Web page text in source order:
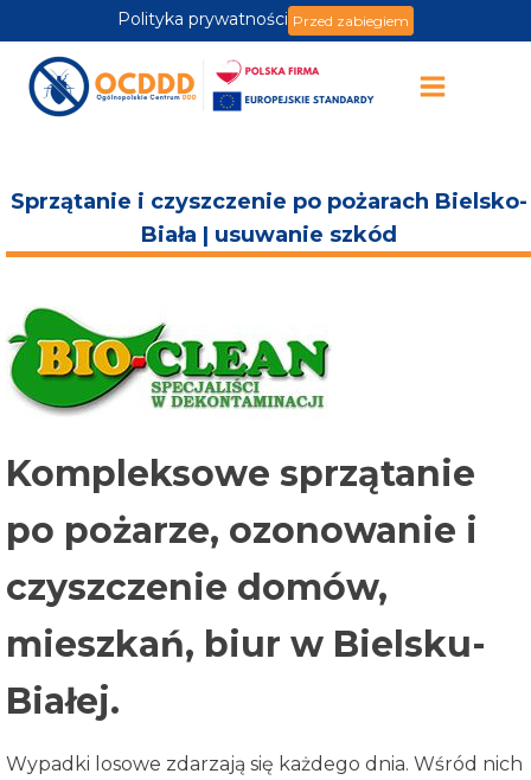
Polityka prywatności Przed zabiegiem
Sprzątanie i czyszczenie po pożarach Bielsko-
Biała | usuwanie szkód
Kompleksowe sprzątanie
po pożarze, ozonowanie i
czyszczenie domów,
mieszkań, biur w Bielsku-
Białej.
Wypadki losowe zdarzają się każdego dnia. Wśród nich